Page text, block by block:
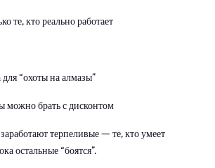
те, кто реально работает
“охоты на алмазы”
брать с дисконтом
терпеливые — те, кто умеет
остальные “боятся”.